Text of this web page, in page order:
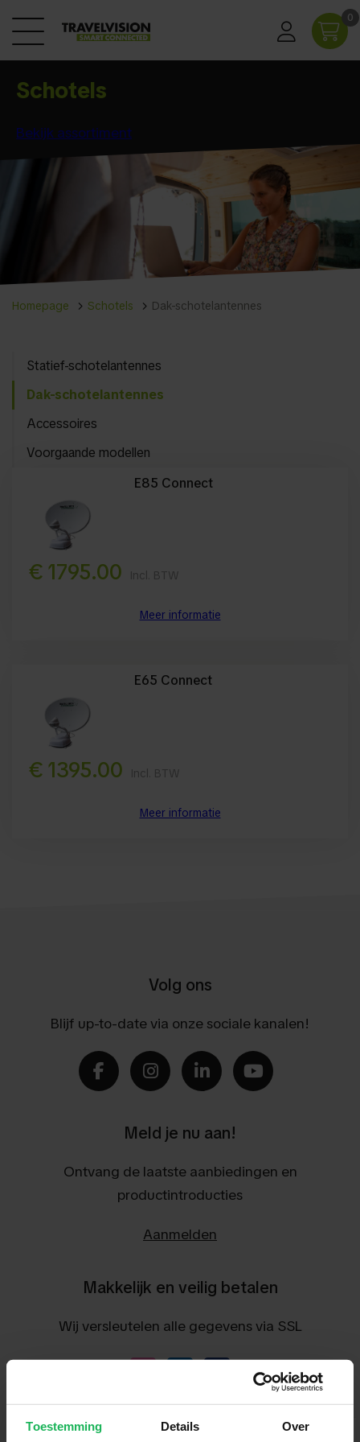
Toestemming Details Over
0
Schotels
Bekijk assortiment
Homepage Schotels Dak-schotelantennes
Statief-schotelantennes
Dak-schotelantennes
Accessoires
Voorgaande modellen
E85 Connect
€ 1795.00 Incl. BTW
Meer informatie
E65 Connect
€ 1395.00 Incl. BTW
Meer informatie
Volg ons
Blijf up-to-date via onze sociale kanalen!
Meld je nu aan!
Ontvang de laatste aanbiedingen en
productintroducties
Aanmelden
Makkelijk en veilig betalen
Wij versleutelen alle gegevens via SSL